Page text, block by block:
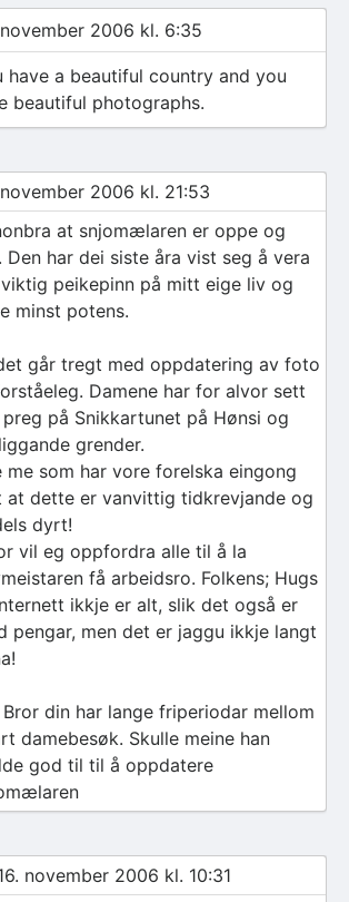
2006 kl. 6:35
have a beautiful country and you
beautiful photographs.
2006 kl. 21:53
at snjomælaren er oppe og
Den har dei siste åra vist seg å vera
peikepinn på mitt eige liv og
minst potens.
går tregt med oppdatering av foto
Damene har for alvor sett
på Snikkartunet på Hønsi og
grender.
me som har vore forelska eingong
at dette er vanvittig tidkrevjande og
dyrt!
vil eg oppfordra alle til å la
få arbeidsro. Folkens; Hugs
ikkje er alt, slik det også er
pengar, men det er jaggu ikkje langt
Bror din har lange friperiodar mellom
damebesøk. Skulle meine han
god til til å oppdatere
november 2006 kl. 10:31